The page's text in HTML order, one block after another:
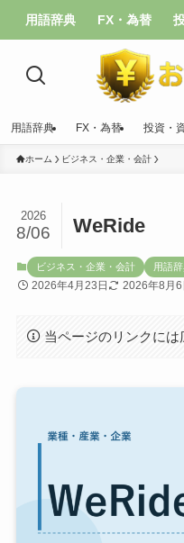
用語辞典 FX・為替
用語辞典 FX・為替 投資・
ホーム ビジネス・企業・会計
WeRide
2026
8/06
ビジネス・企業・会計 用語
2026年4月23日 2026年8月6
当ページのリンクには